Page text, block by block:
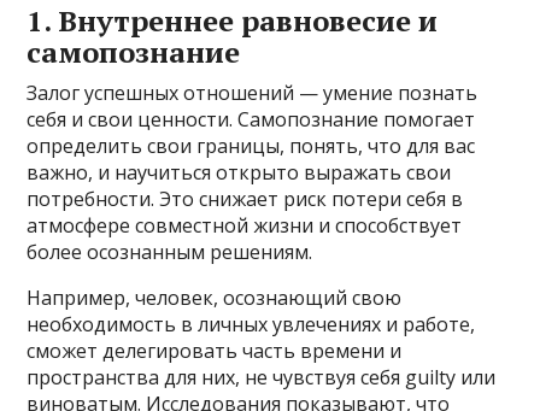
1. Внутреннее равновесие и
самопознание
Залог успешных отношений — умение познать
себя и свои ценности. Самопознание помогает
определить свои границы, понять, что для вас
важно, и научиться открыто выражать свои
потребности. Это снижает риск потери себя в
атмосфере совместной жизни и способствует
более осознанным решениям.
Например, человек, осознающий свою
необходимость в личных увлечениях и работе,
сможет делегировать часть времени и
пространства для них, не чувствуя себя guilty или
виноватым. Исследования показывают, что